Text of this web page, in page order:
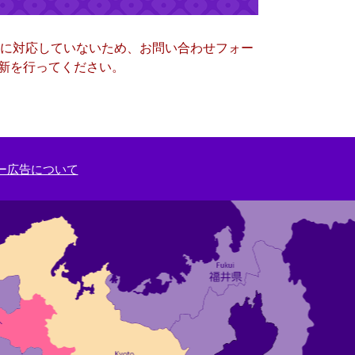
対応していないため、お問い合わせフォー
行ってください。
広告について